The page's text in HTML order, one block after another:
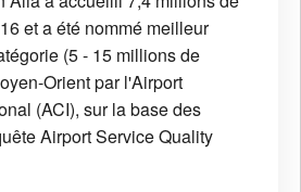
et a été nommé meilleur
(5 - 15 millions de
Orient par l'Airport
(ACI), sur la base des
Airport Service Quality